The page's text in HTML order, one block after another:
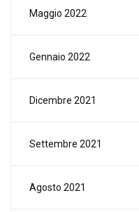
Maggio 2022
Gennaio 2022
Dicembre 2021
Settembre 2021
Agosto 2021